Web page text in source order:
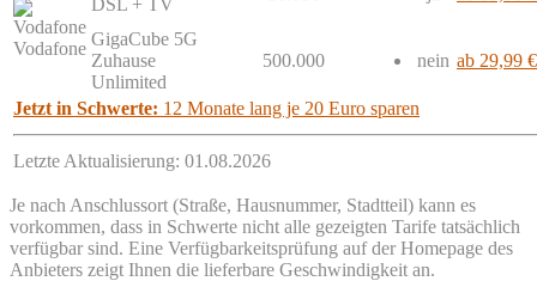
Vodafone
DSL + TV
GigaCube 5G
Zuhause
Unlimited
500.000 nein ab 29,99 €
Jetzt in Schwerte: 12 Monate lang je 20 Euro sparen
Letzte Aktualisierung: 01.08.2026
Je nach Anschlussort (Straße, Hausnummer, Stadtteil) kann es
vorkommen, dass in Schwerte nicht alle gezeigten Tarife tatsächlich
verfügbar sind. Eine Verfügbarkeitsprüfung auf der Homepage des
Anbieters zeigt Ihnen die lieferbare Geschwindigkeit an.